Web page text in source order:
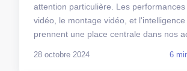
attention particulière. Les
vidéo, le montage vidéo, et l'intelligence
prennent une place centrale dans nos
28 octobre 2024 6